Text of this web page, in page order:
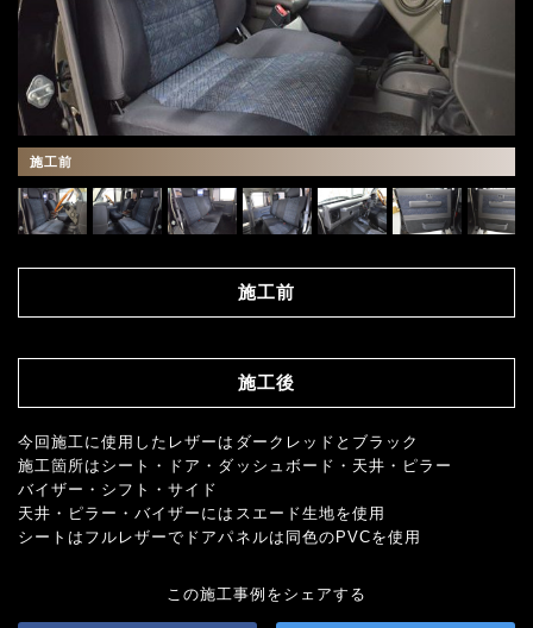
施工前
施工前
施工後
今回施工に使用したレザーはダークレッドとブラック
施工箇所はシート・ドア・ダッシュボード・天井・ピラー
バイザー・シフト・サイド
天井・ピラー・バイザーにはスエード生地を使用
シートはフルレザーでドアパネルは同色のPVCを使用
この施工事例をシェアする